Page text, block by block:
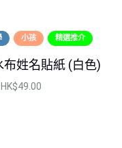
小孩 精選推介
布姓名貼紙 (白色)
HK$49.00